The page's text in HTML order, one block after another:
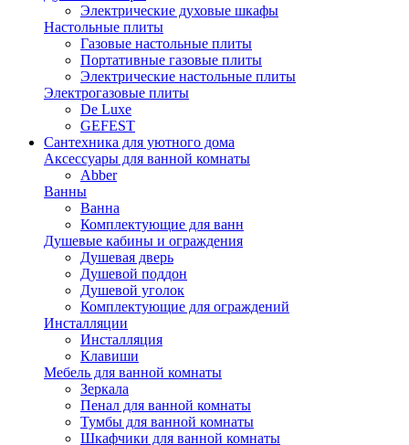
Электрические духовые шкафы
Настольные плиты
Газовые настольные плиты
Портативные газовые плиты
Электрические настольные плиты
Электрогазовые плиты
De Luxe
GEFEST
Сантехника для уютного дома
Аксессуары для ванной комнаты
Abber
Ванны
Ванна
Комплектующие для ванн
Душевые кабины и ограждения
Душевая дверь
Душевой поддон
Душевой уголок
Комплектующие для ограждений
Инсталляции
Инсталляция
Клавиши
Мебель для ванной комнаты
Зеркала
Пенал для ванной комнаты
Тумбы для ванной комнаты
Шкафчики для ванной комнаты